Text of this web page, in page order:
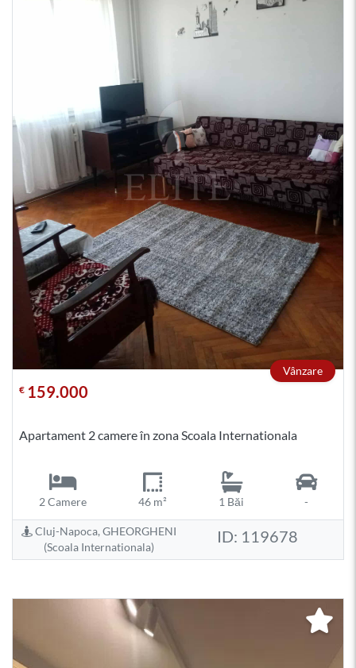
Vânzare
€ 159.000
Apartament 2 camere în zona Scoala Internationala
2 Camere 46 m² 1 Băi -
Cluj-Napoca, GHEORGHENI
(Scoala Internationala)
ID: 119678